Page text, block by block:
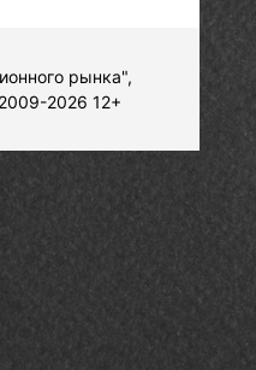
рынка",
2026 12+